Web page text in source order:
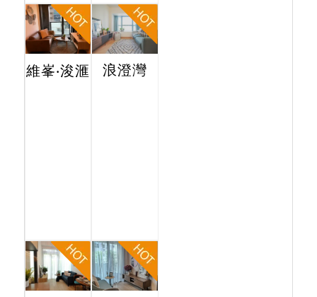
維峯‧浚滙 浪澄灣